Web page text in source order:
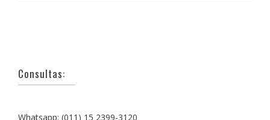
Consultas:
Whatsapp: (011) 15 2399-3120